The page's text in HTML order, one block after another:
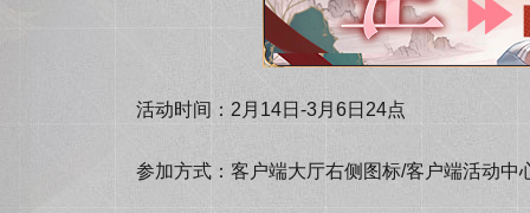
活动时间：2月14日-3月6日24点
参加方式：客户端大厅右侧图标/客户端活动中